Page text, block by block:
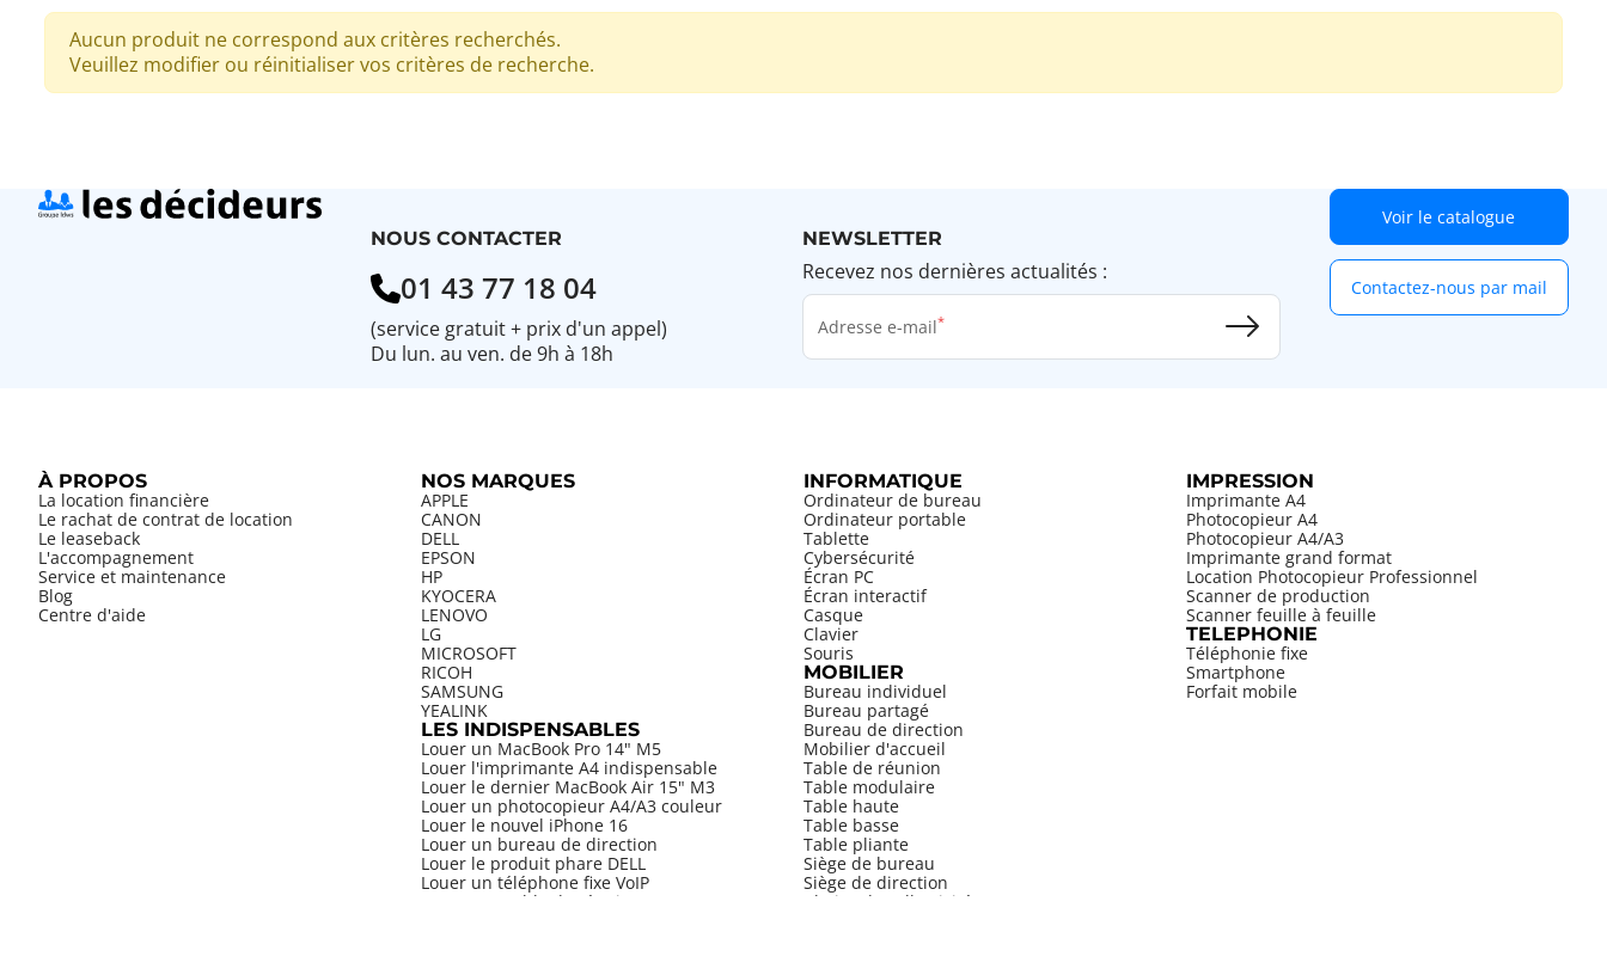
Aucun produit ne correspond aux critères recherchés.
Veuillez modifier ou réinitialiser vos critères de recherche.
NOUS CONTACTER
01 43 77 18 04
(service gratuit + prix d'un appel)
Du lun. au ven. de 9h à 18h
NEWSLETTER
Recevez nos dernières actualités :
Adresse e-mail
Voir le catalogue
Contactez-nous par mail
À PROPOS
La location financière
Le rachat de contrat de location
Le leaseback
L'accompagnement
Service et maintenance
Blog
Centre d'aide
NOS MARQUES
APPLE
CANON
DELL
EPSON
HP
KYOCERA
LENOVO
LG
MICROSOFT
RICOH
SAMSUNG
YEALINK
LES INDISPENSABLES
Louer un MacBook Pro 14" M5
Louer l'imprimante A4 indispensable
Louer le dernier MacBook Air 15" M3
Louer un photocopieur A4/A3 couleur
Louer le nouvel iPhone 16
Louer un bureau de direction
Louer le produit phare DELL
Louer un téléphone fixe VoIP
Louer une table de réunion
INFORMATIQUE
Ordinateur de bureau
Ordinateur portable
Tablette
Cybersécurité
Écran PC
Écran interactif
Casque
Clavier
Souris
MOBILIER
Bureau individuel
Bureau partagé
Bureau de direction
Mobilier d'accueil
Table de réunion
Table modulaire
Table haute
Table basse
Table pliante
Siège de bureau
Siège de direction
Chaise de collectivité
IMPRESSION
Imprimante A4
Photocopieur A4
Photocopieur A4/A3
Imprimante grand format
Location Photocopieur Professionnel
Scanner de production
Scanner feuille à feuille
TELEPHONIE
Téléphonie fixe
Smartphone
Forfait mobile